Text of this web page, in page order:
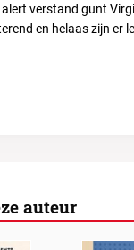
alert verstand gunt
en helaas zijn er
auteur